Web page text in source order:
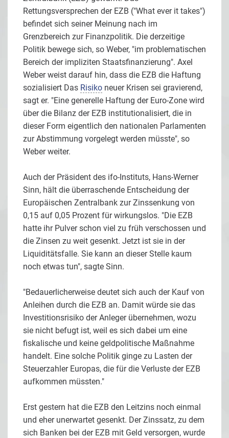
Rettungsversprechen der EZB ("What ever it takes")
befindet sich seiner Meinung nach im
Grenzbereich zur Finanzpolitik. Die derzeitige
Politik bewege sich, so Weber, "im problematischen
Bereich der impliziten Staatsfinanzierung". Axel
Weber weist darauf hin, dass die EZB die Haftung
sozialisiert Das Risiko neuer Krisen sei gravierend,
sagt er. "Eine generelle Haftung der Euro-Zone wird
über die Bilanz der EZB institutionalisiert, die in
dieser Form eigentlich den nationalen Parlamenten
zur Abstimmung vorgelegt werden müsste", so
Weber weiter.
Auch der Präsident des ifo-Instituts, Hans-Werner
Sinn, hält die überraschende Entscheidung der
Europäischen Zentralbank zur Zinssenkung von
0,15 auf 0,05 Prozent für wirkungslos. "Die EZB
hatte ihr Pulver schon viel zu früh verschossen und
die Zinsen zu weit gesenkt. Jetzt ist sie in der
Liquiditätsfalle. Sie kann an dieser Stelle kaum
noch etwas tun", sagte Sinn.
"Bedauerlicherweise deutet sich auch der Kauf von
Anleihen durch die EZB an. Damit würde sie das
Investitionsrisiko der Anleger übernehmen, wozu
sie nicht befugt ist, weil es sich dabei um eine
fiskalische und keine geldpolitische Maßnahme
handelt. Eine solche Politik ginge zu Lasten der
Steuerzahler Europas, die für die Verluste der EZB
aufkommen müssten."
Erst gestern hat die EZB den Leitzins noch einmal
und eher unerwartet gesenkt. Der Zinssatz, zu dem
sich Banken bei der EZB mit Geld versorgen, wurde